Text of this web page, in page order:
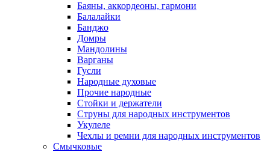
Баяны, аккордеоны, гармони
Балалайки
Банджо
Домры
Мандолины
Варганы
Гусли
Народные духовые
Прочие народные
Стойки и держатели
Струны для народных инструментов
Укулеле
Чехлы и ремни для народных инструментов
Смычковые